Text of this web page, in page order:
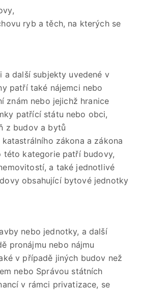
ryb a těch, na kterých se
a další subjekty uvedené v
patří také nájemci nebo
znám nebo jejichž hranice
patřící státu nebo obci,
z budov a bytů
zákona a zákona
této kategorie patří budovy,
a také jednotlivé
obsahující bytové jednotky
nebo jednotky, a další
pronájmu nebo nájmu
v případě jiných budov než
nebo Správou státních
v rámci privatizace, se